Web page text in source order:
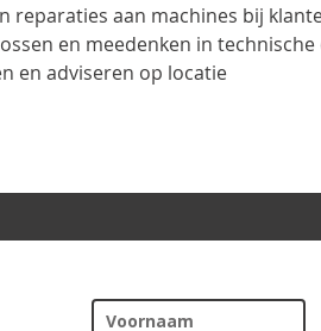
reparaties aan machines bij
en meedenken in
en adviseren op locatie